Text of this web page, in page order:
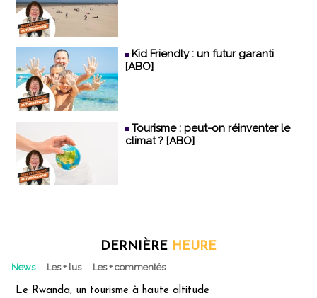
Kid Friendly : un futur garanti
[ABO]
Tourisme : peut-on réinventer le
climat ? [ABO]
DERNIÈRE HEURE
News Les + lus Les + commentés
Le Rwanda, un tourisme à haute altitude